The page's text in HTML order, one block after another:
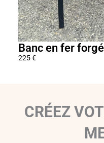
€
Banc en fer forgé
225€
CRÉEZ